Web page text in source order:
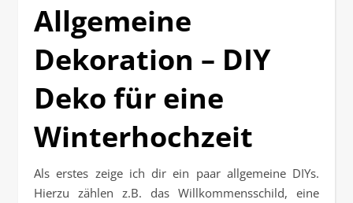
Allgemeine
Dekoration – DIY
Deko für eine
Winterhochzeit
Als erstes zeige ich dir ein paar allgemeine DIYs.
Hierzu zählen z.B. das Willkommensschild, eine